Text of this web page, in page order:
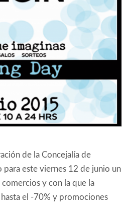
de la Concejalía de
este viernes 12 de junio un
y con la que la
el -70% y promociones